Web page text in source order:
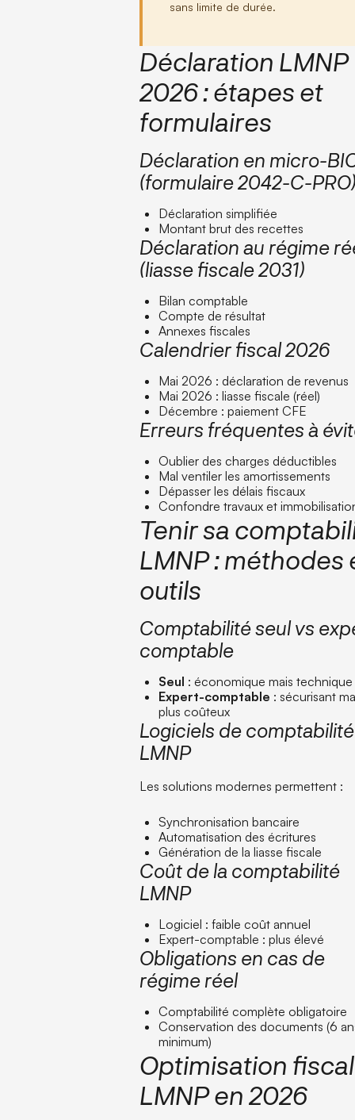
sans limite de durée.
Déclaration LMNP
2026 : étapes et
formulaires
Déclaration en micro-
(formulaire 2042-C-
Déclaration simplifiée
Montant brut des recettes
Déclaration au régime
(liasse fiscale 2031)
Bilan comptable
Compte de résultat
Annexes fiscales
Calendrier fiscal 2026
Mai 2026 : déclaration de revenus
Mai 2026 : liasse fiscale (réel)
Décembre : paiement CFE
Erreurs fréquentes à
Oublier des charges déductibles
Mal ventiler les amortissements
Dépasser les délais fiscaux
Confondre travaux et
Tenir sa
LMNP : méthodes
outils
Comptabilité seul vs
comptable
Seul : économique mais technique
Expert-comptable : sécurisant
plus coûteux
Logiciels de comptabilité
LMNP
Les solutions modernes permettent :
Synchronisation bancaire
Automatisation des écritures
Génération de la liasse fiscale
Coût de la comptabilité
LMNP
Logiciel : faible coût annuel
Expert-comptable : plus élevé
Obligations en cas de
régime réel
Comptabilité complète obligatoire
Conservation des documents (6
minimum)
Optimisation
LMNP en 2026